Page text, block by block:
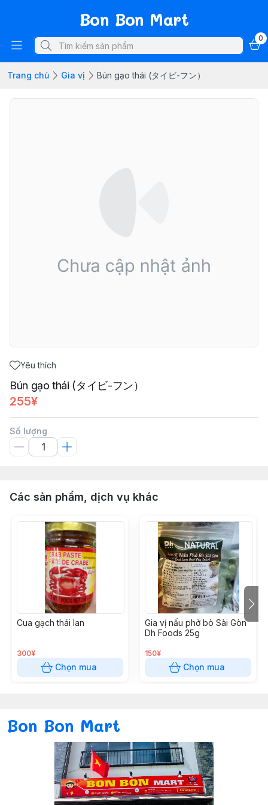
Bon Bon Mart
0
Trang chủ Gia vị Bún gạo thái (タイビ-フン）
Yêu thích
Bún gạo thái (タイビ-フン）
255¥
Số lượng
Các sản phẩm, dịch vụ khác
Cua gạch thái lan
300¥
Chọn mua
Gia vị nấu phở bò Sài Gòn
Dh Foods 25g
150¥
Chọn mua
Bon Bon Mart